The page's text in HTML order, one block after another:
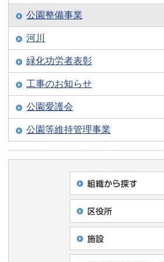
公園整備事業
河川
緑化功労者表彰
工事のお知らせ
公園愛護会
公園等維持管理事業